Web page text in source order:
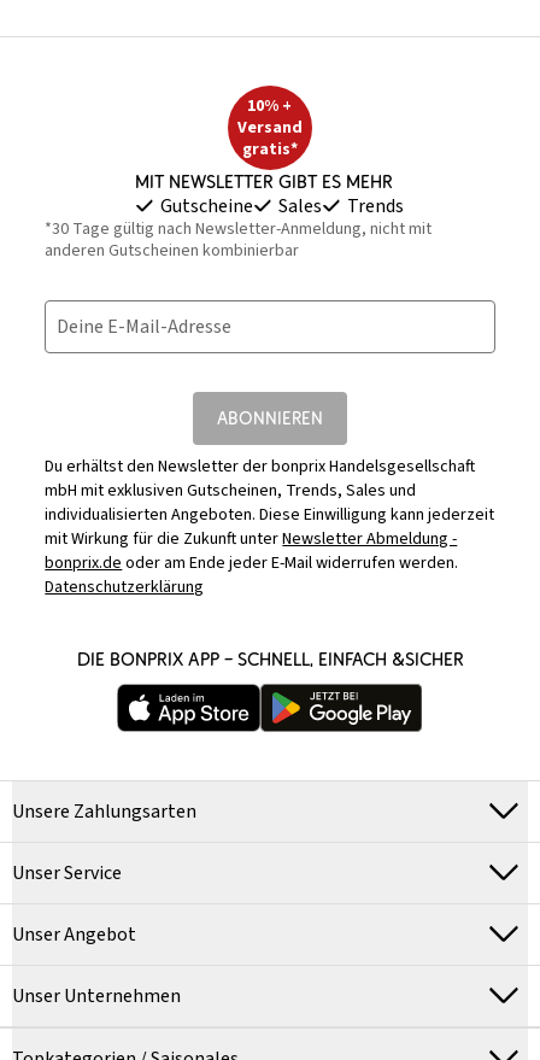
10% +
Versand
gratis*
Mit Newsletter gibt es mehr
Gutscheine Sales Trends
*30 Tage gültig nach Newsletter-Anmeldung, nicht mit
anderen Gutscheinen kombinierbar
Deine E-Mail-Adresse
ABONNIEREN
Du erhältst den Newsletter der bonprix Handelsgesellschaft
mbH mit exklusiven Gutscheinen, Trends, Sales und
individualisierten Angeboten. Diese Einwilligung kann jederzeit
mit Wirkung für die Zukunft unterNewsletter Abmeldung -
bonprix.deoder am Ende jeder E-Mail widerrufen werden.
Datenschutzerklärung
DIE BONPRIX APP – SCHNELL, EINFACH &SICHER
Unsere Zahlungsarten
Unser Service
Unser Angebot
Unser Unternehmen